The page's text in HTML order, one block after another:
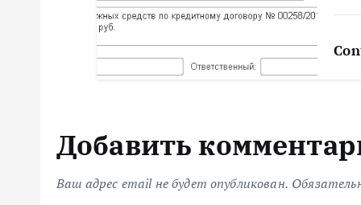
Добавить
Ваш адрес email не будет опубликован.